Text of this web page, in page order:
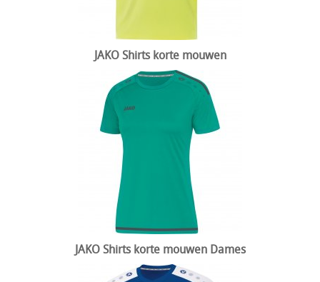
JAKO Shirts korte mouwen
JAKO Shirts korte mouwen Dames